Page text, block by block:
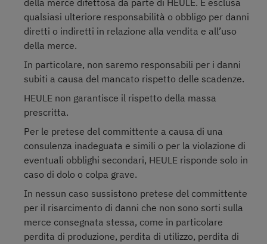
della merce difettosa da parte di HEULE. È esclusa
qualsiasi ulteriore responsabilità o obbligo per danni
diretti o indiretti in relazione alla vendita e all’uso
della merce.
In particolare, non saremo responsabili per i danni
subiti a causa del mancato rispetto delle scadenze.
HEULE non garantisce il rispetto della massa
prescritta.
Per le pretese del committente a causa di una
consulenza inadeguata e simili o per la violazione di
eventuali obblighi secondari, HEULE risponde solo in
caso di dolo o colpa grave.
In nessun caso sussistono pretese del committente
per il risarcimento di danni che non sono sorti sulla
merce consegnata stessa, come in particolare
perdita di produzione, perdita di utilizzo, perdita di